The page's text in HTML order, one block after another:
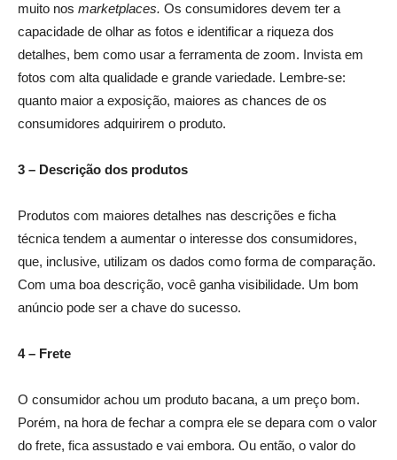
muito nos marketplaces. Os consumidores devem ter a
capacidade de olhar as fotos e identificar a riqueza dos
detalhes, bem como usar a ferramenta de zoom. Invista em
fotos com alta qualidade e grande variedade. Lembre-se:
quanto maior a exposição, maiores as chances de os
consumidores adquirirem o produto.
3 – Descrição dos produtos
Produtos com maiores detalhes nas descrições e ficha
técnica tendem a aumentar o interesse dos consumidores,
que, inclusive, utilizam os dados como forma de comparação.
Com uma boa descrição, você ganha visibilidade. Um bom
anúncio pode ser a chave do sucesso.
4 – Frete
O consumidor achou um produto bacana, a um preço bom.
Porém, na hora de fechar a compra ele se depara com o valor
do frete, fica assustado e vai embora. Ou então, o valor do